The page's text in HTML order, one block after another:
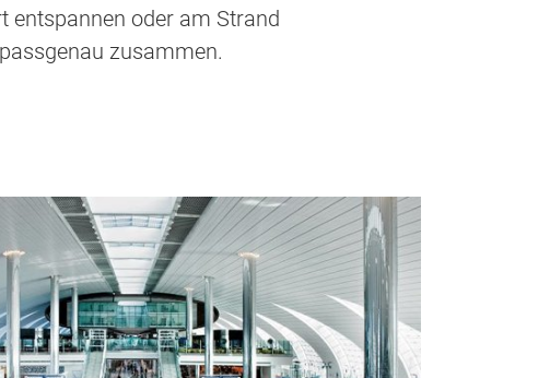
entspannen oder am Strand
zusammen.